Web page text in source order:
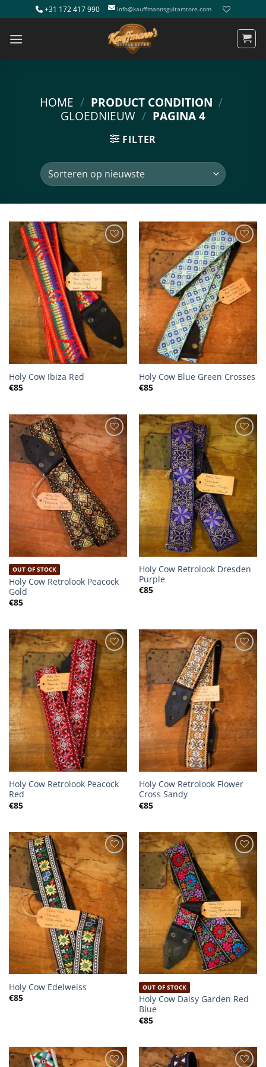
naar
inhoud
+31 172 417 990 info@kauffmannsguitarstore.com
HOME / PRODUCT CONDITION /
GLOEDNIEUW / PAGINA 4
FILTER
Holy Cow Ibiza Red
€85
Holy Cow Blue Green Crosses
€85
OUT OF STOCK
Holy Cow Retrolook Peacock
Gold
€85
Holy Cow Retrolook Dresden
Purple
€85
Holy Cow Retrolook Peacock
Red
€85
Holy Cow Retrolook Flower
Cross Sandy
€85
Holy Cow Edelweiss
€85
OUT OF STOCK
Holy Cow Daisy Garden Red
Blue
€85